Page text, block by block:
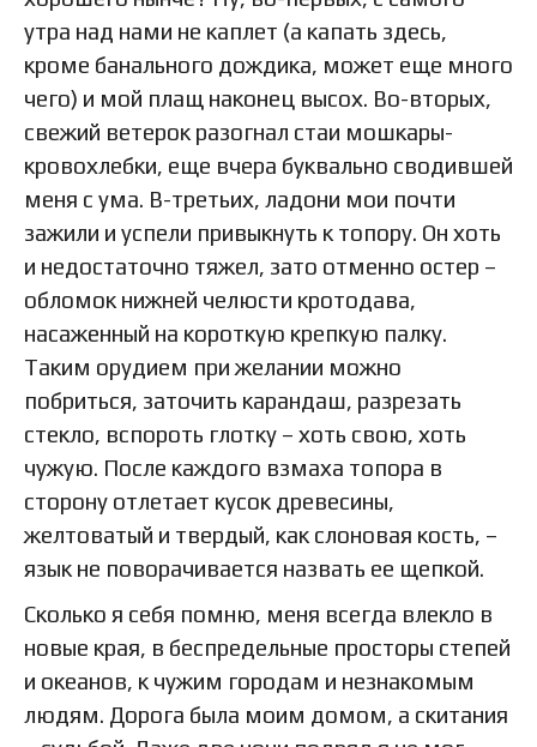
утра над нами не каплет (а капать здесь,
кроме банального дождика, может еще много
чего) и мой плащ наконец высох. Во-вторых,
свежий ветерок разогнал стаи мошкары-
кровохлебки, еще вчера буквально сводившей
меня с ума. В-третьих, ладони мои почти
зажили и успели привыкнуть к топору. Он хоть
и недостаточно тяжел, зато отменно остер –
обломок нижней челюсти кротодава,
насаженный на короткую крепкую палку.
Таким орудием при желании можно
побриться, заточить карандаш, разрезать
стекло, вспороть глотку – хоть свою, хоть
чужую. После каждого взмаха топора в
сторону отлетает кусок древесины,
желтоватый и твердый, как слоновая кость, –
язык не поворачивается назвать ее щепкой.
Сколько я себя помню, меня всегда влекло в
новые края, в беспредельные просторы степей
и океанов, к чужим городам и незнакомым
людям. Дорога была моим домом, а скитания